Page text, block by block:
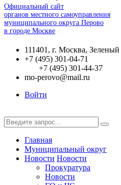
Официальный сайт
органов местного самоуправления
муниципального округа Перово
в городе Москве
111401, г. Москва,
+7 (495) 301-04-71
+7 (495) 301-44-37
mo-perovo@mail.ru
Войти
Главная
Муниципальный округ
Новости Новости
Прокуратура
Новости